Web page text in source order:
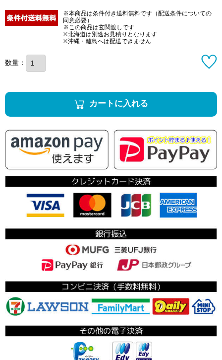
※本商品は条件付き送料無料です（配送条件についての
同意必要）
※この商品は玄関渡しです
※北海道は別途お見積りとなります
※沖縄・離島へは配送できません
数量：
カートに入れる